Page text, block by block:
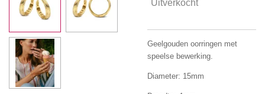
Geelgouden oorringen met
speelse bewerking.
Diameter: 15mm